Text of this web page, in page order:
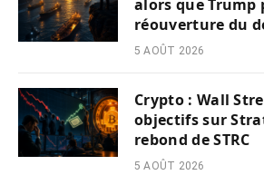
alors que Trump
réouverture du
5 AOÛT 2026
Crypto : Wall
objectifs sur
rebond de STRC
5 AOÛT 2026